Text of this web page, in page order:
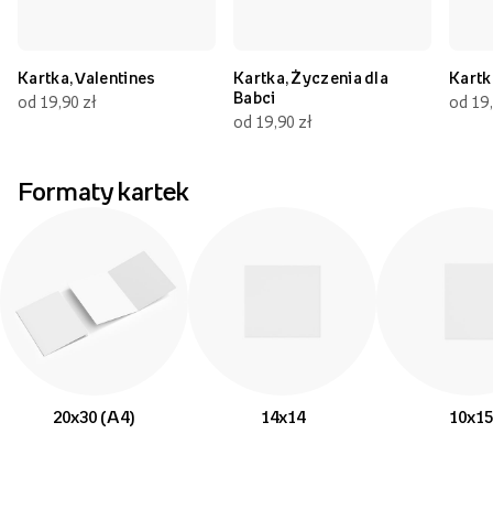
Kartka, Valentines
od 19,90 zł
Kartka, Życzenia dla
Babci
od 19,90 zł
od
Formaty kartek
20x30 (A4) 14x14 10x15